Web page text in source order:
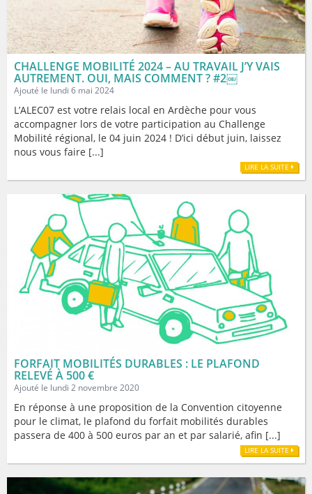
CHALLENGE MOBILITÉ 2024 – AU TRAVAIL J’Y VAIS
AUTREMENT. OUI, MAIS COMMENT ? #2￼
Ajouté le lundi 6 mai 2024
L’ALEC07 est votre relais local en Ardèche pour vous
accompagner lors de votre participation au Challenge
Mobilité régional, le 04 juin 2024 ! D’ici début juin, laissez
nous vous faire [...]
LIRE LA SUITE
FORFAIT MOBILITÉS DURABLES : LE PLAFOND
RELEVÉ À 500 €
Ajouté le lundi 2 novembre 2020
En réponse à une proposition de la Convention citoyenne
pour le climat, le plafond du forfait mobilités durables
passera de 400 à 500 euros par an et par salarié, afin [...]
LIRE LA SUITE